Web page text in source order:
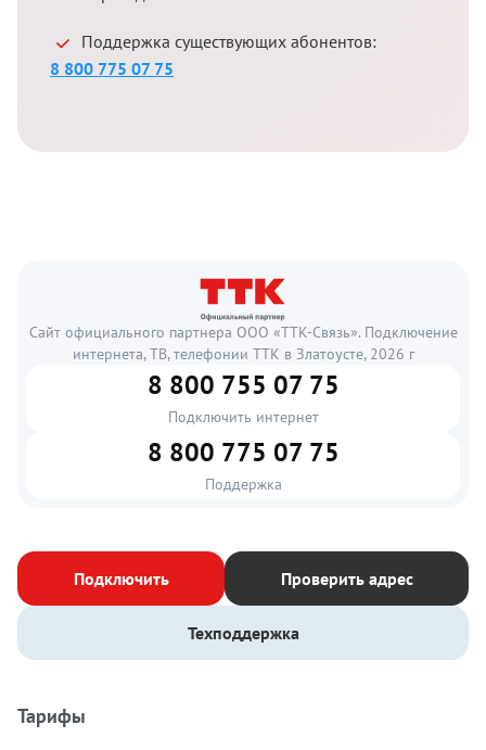
Поддержка существующих абонентов:
8 800 775 07 75
Сайт официального партнера ООО «ТТК-Связь». Подключение
интернета, ТВ, телефонии ТТК в Златоусте, 2026 г
8 800 755 07 75
Подключить интернет
8 800 775 07 75
Поддержка
Подключить Проверить адрес
Техподдержка
Тарифы